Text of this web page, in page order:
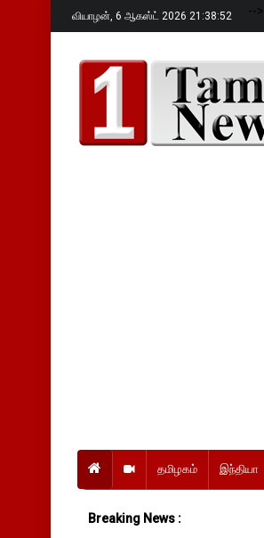
வியாழன், 6 ஆகஸ்ட் 2026 21:38:53 -->
தமிழகம் இந்தியா
Breaking News :